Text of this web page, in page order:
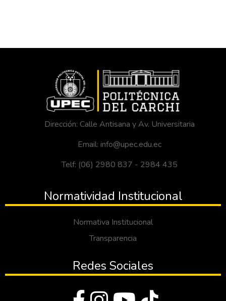
Dirección: Calle Antisana y Av. Universitaria
Email: info@upec.edu.ec
Telf: (06) 2980 837 - 2984 435
Normatividad Institucional
Normativa Institucional
Transparencia
Redes Sociales